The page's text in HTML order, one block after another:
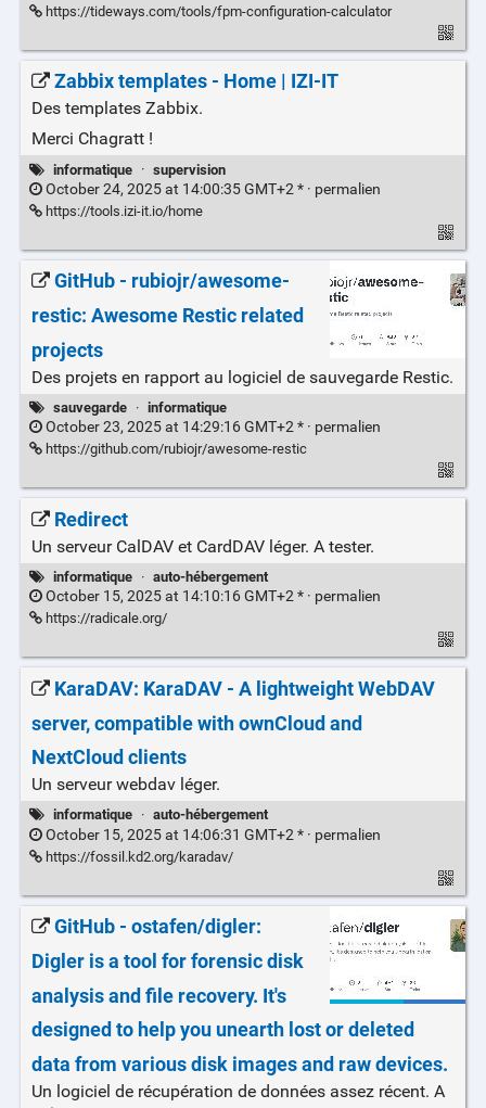
https://tideways.com/tools/fpm-configuration-calculator
Zabbix templates - Home | IZI-IT
Des templates Zabbix.
Merci Chagratt !
informatique · supervision
October 24, 2025 at 14:00:35 GMT+2 * · permalien
https://tools.izi-it.io/home
GitHub - rubiojr/awesome-
restic: Awesome Restic related
projects
Des projets en rapport au logiciel de sauvegarde Restic.
sauvegarde · informatique
October 23, 2025 at 14:29:16 GMT+2 * · permalien
https://github.com/rubiojr/awesome-restic
Redirect
Un serveur CalDAV et CardDAV léger. A tester.
informatique · auto-hébergement
October 15, 2025 at 14:10:16 GMT+2 * · permalien
https://radicale.org/
KaraDAV: KaraDAV - A lightweight WebDAV
server, compatible with ownCloud and
NextCloud clients
Un serveur webdav léger.
informatique · auto-hébergement
October 15, 2025 at 14:06:31 GMT+2 * · permalien
https://fossil.kd2.org/karadav/
GitHub - ostafen/digler:
Digler is a tool for forensic disk
analysis and file recovery. It's
designed to help you unearth lost or deleted
data from various disk images and raw devices.
Un logiciel de récupération de données assez récent. A